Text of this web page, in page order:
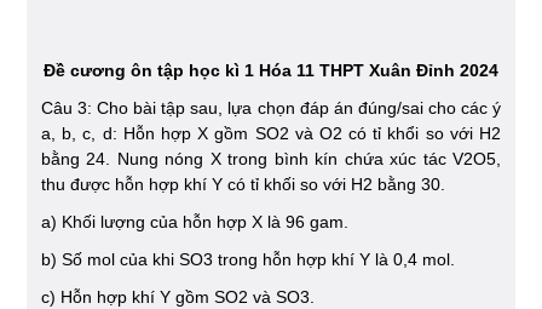
Đề cương ôn tập học kì 1 Hóa 11 THPT Xuân Đỉnh 2024
Câu 3: Cho bài tập sau, lựa chọn đáp án đúng/sai cho các ý
a, b, c, d: Hỗn hợp X gồm SO2 và O2 có tỉ khổi so với H2
bằng 24. Nung nóng X trong bình kín chứa xúc tác V2O5,
thu được hỗn hợp khí Y có tỉ khối so với H2 bằng 30.
a) Khối lượng của hỗn hợp X là 96 gam.
b) Số mol của khi SO3 trong hỗn hợp khí Y là 0,4 mol.
c) Hỗn hợp khí Y gồm SO2 và SO3.